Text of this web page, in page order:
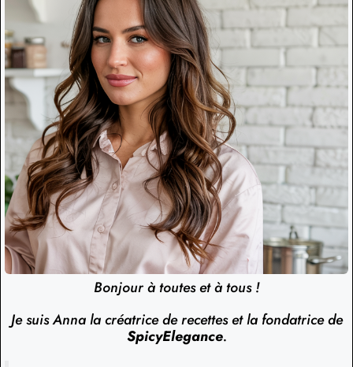
Bonjour à toutes et à tous !
Je suis Anna la créatrice de recettes et la fondatrice de
SpicyElegance.